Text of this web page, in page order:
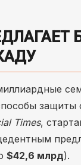
защиты
Times,
$42,6 млрд).